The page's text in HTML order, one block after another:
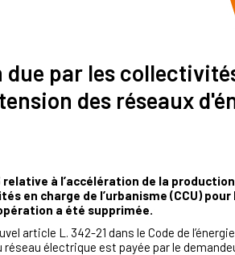
par les
des réseaux
à l’accélération de la
en charge de l’urbanisme (CCU) pour
a été supprimée.
article L. 342-21 dans le Code de
électrique est payée par le